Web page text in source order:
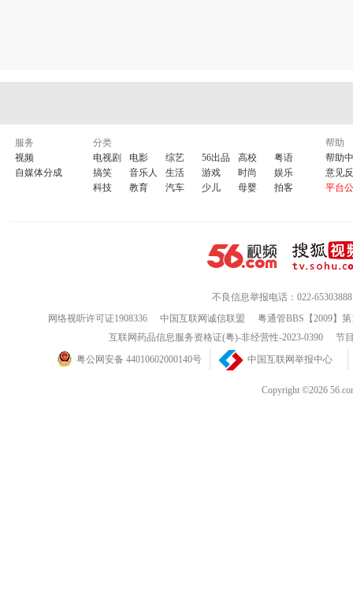
服务
视频
自媒体分成
分类
电视剧
电影 综艺 56出品 高校
粤语
搞笑
音乐人 生活 游戏 时尚
娱乐
科技
教育 汽车 少儿 母婴 拍客
帮助
帮助
意见
平台
不良信息举报电话：022-65303888
网络视听许可证1908336
中国互联网诚信联盟
粤通管BBS【2009】
互联网药品信息服务资格证(粤)-非经营性-2023-0390
节
粤公网安备 44010602000140号
中国互联网举报中心
Copyright ©2026